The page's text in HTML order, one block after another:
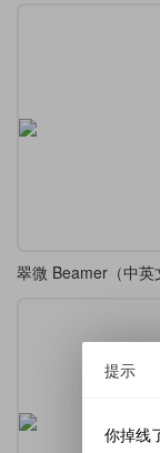
提示
你掉线